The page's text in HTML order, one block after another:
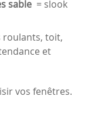
sable = slook
roulants, toit,
et
vos fenêtres.